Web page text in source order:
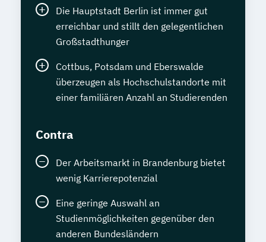
Die Hauptstadt Berlin ist immer gut
erreichbar und stillt den gelegentlichen
Großstadthunger
Cottbus, Potsdam und Eberswalde
überzeugen als Hochschulstandorte mit
einer familiären Anzahl an Studierenden
Contra
Der Arbeitsmarkt in Brandenburg bietet
wenig Karrierepotenzial
Eine geringe Auswahl an
Studienmöglichkeiten gegenüber den
anderen Bundesländern